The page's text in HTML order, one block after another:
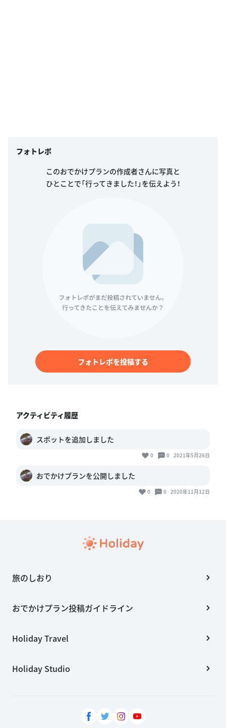
フォトレポ
このおでかけプランの作成者さんに写真と
ひとことで「行ってきました！」を伝えよう！
フォトレポを投稿する
アクティビティ履歴
スポットを追加しました
0 0 2021年5月26日
おでかけプランを公開しました
0 0 2020年11月12日
旅のしおり
おでかけプラン投稿ガイドライン
Holiday Travel
Holiday Studio